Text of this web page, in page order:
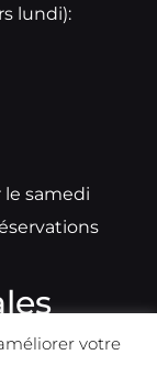
lundi):
samedi
votre